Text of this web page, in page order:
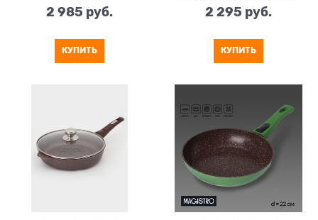
2 985 руб.
КУПИТЬ
2 295 руб.
КУПИТЬ